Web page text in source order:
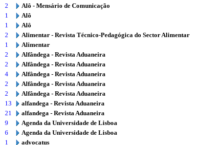
2
Alô - Mensário de Comunicação
1
Alô
1
Alô
2
Alimentar - Revista Técnico-Pedagógica do Sector Alimentar
1
Alimentar
2
Alfândega - Revista Aduaneira
2
Alfândega - Revista Aduaneira
4
Alfândega - Revista Aduaneira
2
Alfândega - Revista Aduaneira
2
Alfândega - Revista Aduaneira
13
alfandega - Revista Aduaneira
21
alfandega - Revista Aduaneira
9
Agenda da Universidade de Lisboa
6
Agenda da Universidade de Lisboa
1
advocatus